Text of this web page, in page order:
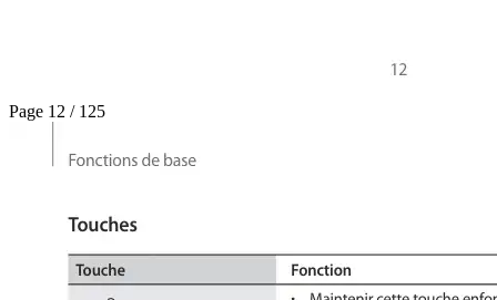
Page 12 / 125